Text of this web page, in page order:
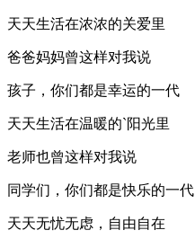
天天生活在浓浓的关爱里
爸爸妈妈曾这样对我说
孩子，你们都是幸运的一代
天天生活在温暖的`阳光里
老师也曾这样对我说
同学们，你们都是快乐的一代
天天无忧无虑，自由自在